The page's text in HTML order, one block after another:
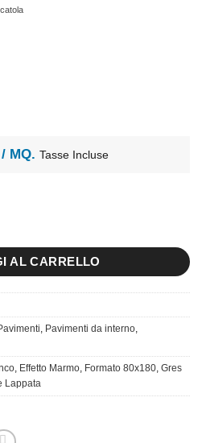
Il
MQ. Tasse Incluse
Glossy quantità
AL CARRELLO
Pavimenti da interno
Effetto Marmo Formato 80x180 Gres
Lappata